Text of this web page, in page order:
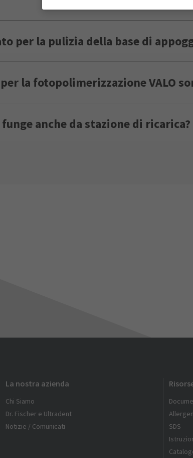
per la pulizia della base di
la fotopolimerizzazione VALO
funge anche da stazione di ricarica?
La nostra azienda
Chi Siamo
Dr. Fischer e Ultradent
Notizie / Comunicati
SDS